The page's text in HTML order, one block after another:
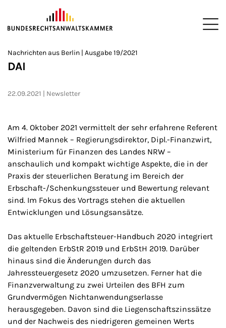
ZUM HAUPTINHALT SPRINGEN
Sie befinden sich hier:
>
Startseite
>
Newsroom
>
Newsletter
>
Nachrichten aus Berlin
Nachrichten aus Berlin | Ausgabe 19/2021
DAI
22.09.2021 Newsletter
Am 4. Oktober 2021 vermittelt der sehr erfahrene Referent
Wilfried Mannek – Regierungsdirektor, Dipl.-Finanzwirt,
Ministerium für Finanzen des Landes NRW –
anschaulich und kompakt wichtige Aspekte, die in der
Praxis der steuerlichen Beratung im Bereich der
Erbschaft-/Schenkungssteuer und Bewertung relevant
sind. Im Fokus des Vortrags stehen die aktuellen
Entwicklungen und Lösungsansätze.
Das aktuelle Erbschaftsteuer-Handbuch 2020 integriert
die geltenden ErbStR 2019 und ErbStH 2019. Darüber
hinaus sind die Änderungen durch das
Jahressteuergesetz 2020 umzusetzen. Ferner hat die
Finanzverwaltung zu zwei Urteilen des BFH zum
Grundvermögen Nichtanwendungserlasse
herausgegeben. Davon sind die Liegenschaftszinssätze
und der Nachweis des niedrigeren gemeinen Werts